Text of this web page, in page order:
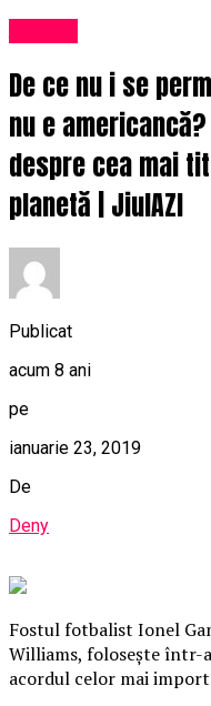
De ce nu i se
nu e
despre cea mai
planetă | JiulAZI
Publicat
acum 8 ani
pe
ianuarie 23, 2019
De
Deny
Fostul fotbalist Ionel
Williams, foloseşte într-
acordul celor mai